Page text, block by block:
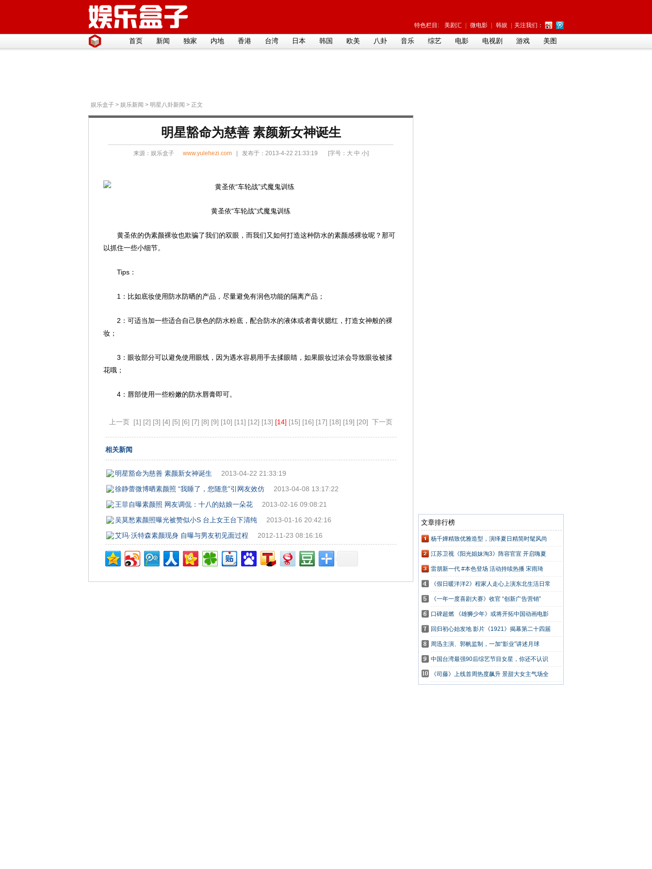
特色栏目: 美剧汇 微电影 韩娱 关注我们：
首页 新闻 独家 内地 香港 台湾 日本 韩国 欧美 八卦 音乐 综艺 电影 电视剧 游戏 美图
娱乐盒子 > 娱乐新闻 > 明星八卦新闻 > 正文
明星豁命为慈善 素颜新女神诞生
来源： 娱乐盒子 www.yulehezi.com| 发布于：2013-4-22 21:33:19 [字号： 大 中 小]
黄圣依“车轮战”式魔鬼训练
黄圣依的伪素颜裸妆也欺骗了我们的双眼，而我们又如何打造这种防水的素颜感裸妆呢？那可
以抓住一些小细节。
Tips：
1：比如底妆使用防水防晒的产品，尽量避免有润色功能的隔离产品；
2：可适当加一些适合自己肤色的防水粉底，配合防水的液体或者膏状腮红，打造女神般的裸
妆；
3：眼妆部分可以避免使用眼线，因为遇水容易用手去揉眼睛，如果眼妆过浓会导致眼妆被揉
花哦；
4：唇部使用一些粉嫩的防水唇膏即可。
上一页 [1] [2] [3] [4] [5] [6] [7] [8] [9] [10] [11] [12] [13] [14] [15] [16] [17] [18] [19] [20] 下一页
相关新闻
明星豁命为慈善 素颜新女神诞生
2013-04-22 21:33:19
徐静蕾微博晒素颜照 “我睡了，您随意”引网友效仿
2013-04-08 13:17:22
王菲自曝素颜照 网友调侃：十八的姑娘一朵花
2013-02-16 09:08:21
吴莫愁素颜照曝光被赞似小S 台上女王台下清纯
2013-01-16 20:42:16
艾玛·沃特森素颜现身 自曝与男友初见面过程
2012-11-23 08:16:16